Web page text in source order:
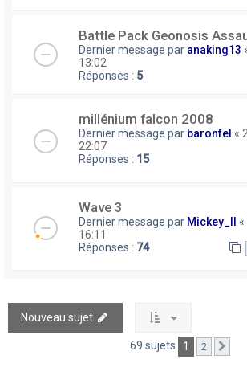
Battle Pack Geonosis
Dernier message par anaking13
13:02
Réponses : 5
millénium falcon 2008
Dernier message par baronfel «
22:07
Réponses : 15
Wave 3
Dernier message par Mickey_II «
16:11
Réponses : 74
Nouveau sujet
69 sujets 1 2